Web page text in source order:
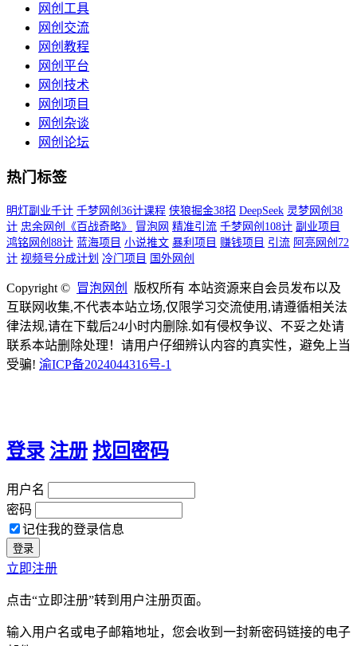
网创工具
网创交流
网创教程
网创平台
网创技术
网创项目
网创杂谈
网创论坛
热门标签
明灯副业千计 千梦网创36计课程 侠狼掘金38招 DeepSeek 灵梦网创38
计 忠余网创《百战奇略》 冒泡网 精准引流 千梦网创108计 副业项目
鸿铭网创88计 蓝海项目 小说推文 暴利项目 赚钱项目 引流 阿亮网创72
计 视频号分成计划 冷门项目 国外网创
Copyright © 冒泡网创
版权所有 本站资源来自会员发布以及
互联网收集,不代表本站立场,仅限学习交流使用,请遵循相关法
律法规,请在下载后24小时内删除.如有侵权争议、不妥之处请
联系本站删除处理！请用户仔细辨认内容的真实性，避免上当
受骗! 渝ICP备2024044316号-1
登录 注册 找回密码
用户名
密码
记住我的登录信息
立即注册
点击“立即注册”转到用户注册页面。
输入用户名或电子邮箱地址，您会收到一封新密码链接的电子